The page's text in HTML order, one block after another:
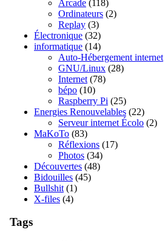
Arcade (118)
Ordinateurs (2)
Replay (3)
Électronique (32)
informatique (14)
Auto-Hébergement internet
GNU/Linux (28)
Internet (78)
bépo (10)
Raspberry Pi (25)
Energies Renouvelables (22)
Serveur internet Écolo (2)
MaKoTo (83)
Réflexions (17)
Photos (34)
Découvertes (48)
Bidouilles (45)
Bullshit (1)
X-files (4)
Tags